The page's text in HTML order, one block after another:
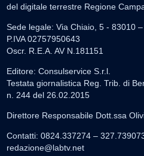
del digitale terrestre Regione
Sede legale: Via Chiaio, 5 - 83010 –
P.IVA 02757950643
Oscr. R.E.A. AV N.181151
Editore: Consulservice S.r.l.
Testata giornalistica Reg. Trib. di
n. 244 del 26.02.2015
Direttore Responsabile Dott.ssa
Contatti: 0824.337274 –
redazione@labtv.net